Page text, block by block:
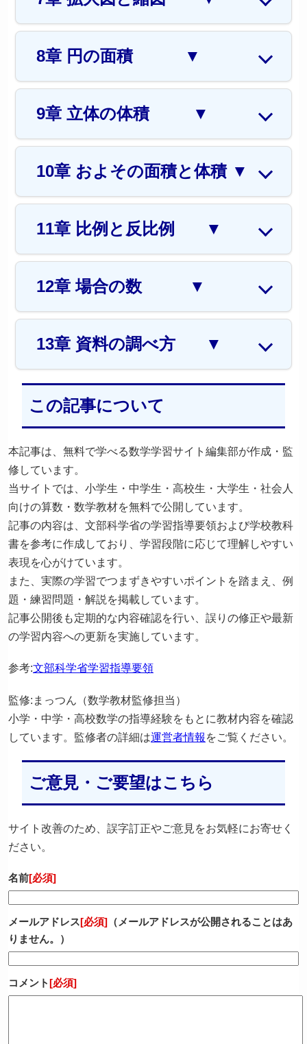
8章 円の面積 ▼
9章 立体の体積 ▼
10章 およその面積と体積 ▼
11章 比例と反比例 ▼
12章 場合の数 ▼
13章 資料の調べ方 ▼
この記事について
本記事は、無料で学べる数学学習サイト編集部が作成・監
修しています。
当サイトでは、小学生・中学生・高校生・大学生・社会人
向けの算数・数学教材を無料で公開しています。
記事の内容は、文部科学省の学習指導要領および学校教科
書を参考に作成しており、学習段階に応じて理解しやすい
表現を心がけています。
また、実際の学習でつまずきやすいポイントを踏まえ、例
題・練習問題・解説を掲載しています。
記事公開後も定期的な内容確認を行い、誤りの修正や最新
の学習内容への更新を実施しています。
参考:文部科学省学習指導要領
監修:まっつん（数学教材監修担当）
小学・中学・高校数学の指導経験をもとに教材内容を確認
しています。監修者の詳細は運営者情報 をご覧ください。
ご意見・ご要望はこちら
サイト改善のため、誤字訂正やご意見をお気軽にお寄せく
ださい。
名前[必須]
メールアドレス[必須] （メールアドレスが公開されることはあ
りません。）
コメント[必須]